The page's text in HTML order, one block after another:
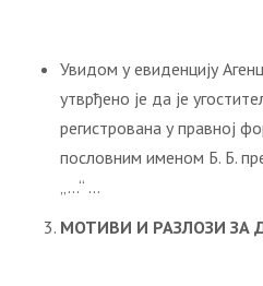
Увидом у евиденцију
утврђено је да је
регистрована у правној
пословним именом Б. Б.
„…“ …
МОТИВИ И РАЗЛОЗИ